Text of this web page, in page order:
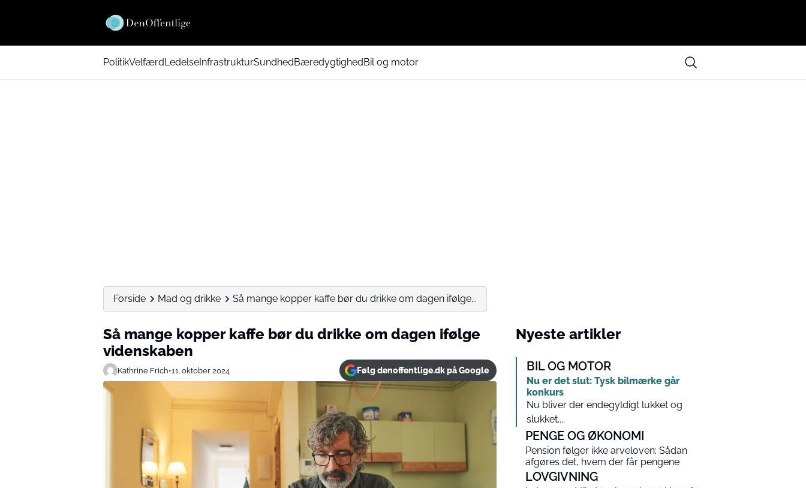
PolitikVelfærdLedelseInfrastrukturSundhedBæredygtighedBil og motor
Forside Mad og drikke Så mange kopper kaffe bør du drikke om dagen ifølge...
Så mange kopper kaffe bør du drikke om dagen ifølge
videnskaben
Kathrine Frich•11. oktober 2024 Følg denoffentlige.dk på Google
Nyeste artikler
BIL OG MOTOR
Nu er det slut: Tysk bilmærke går
konkurs
Nu bliver der endegyldigt lukket og
slukket....
PENGE OG ØKONOMI
Pension følger ikke arveloven: Sådan
afgøres det, hvem der får pengene
LOVGIVNING